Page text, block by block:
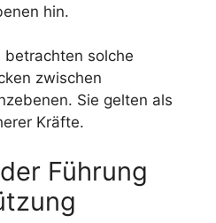
hin.
betrachten solche
zwischen
Sie gelten als
Kräfte.
Führung